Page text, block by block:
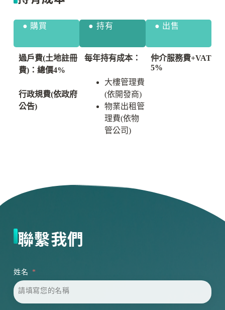
● 購買
過戶費(土地註冊
費)：總價4%
行政規費(依政府
公告)
● 持有
每年持有成本：
大樓管理費
(依開發商)
物業出租管
理費(依物
管公司)
● 出售
仲介服務費+VAT
5%
聯繫我們
姓名